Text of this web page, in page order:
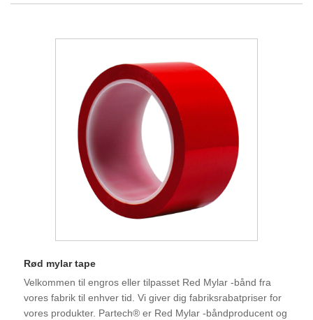
Rød mylar tape
Velkommen til engros eller tilpasset Red Mylar -bånd fra
vores fabrik til enhver tid. Vi giver dig fabriksrabatpriser for
vores produkter. Partech® er Red Mylar -båndproducent og